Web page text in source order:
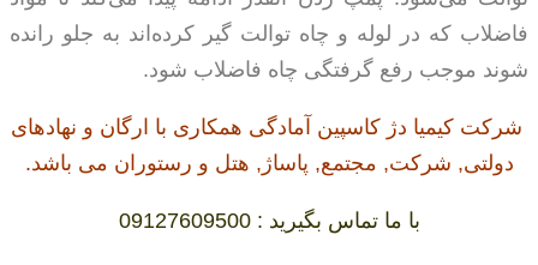
فاضلاب که در لوله و چاه توالت گیر کرده‌اند به جلو رانده
شوند موجب رفع گرفتگی چاه فاضلاب شود.
شرکت کیمیا دژ کاسپین آمادگی همکاری با ارگان و نهادهای
دولتی, شرکت, مجتمع, پاساژ, هتل و رستوران می باشد.
با ما تماس بگیرید : 09127609500